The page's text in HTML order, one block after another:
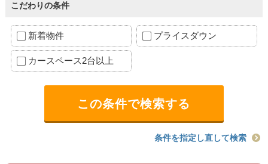
こだわりの条件
新着物件 プライスダウン
カースペース2台以上
条件を指定し直して検索